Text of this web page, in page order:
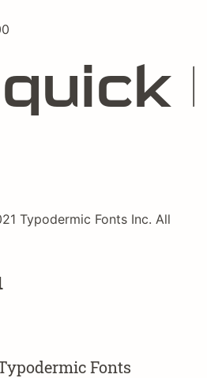
Typodermic Fonts Inc. All
Fonts